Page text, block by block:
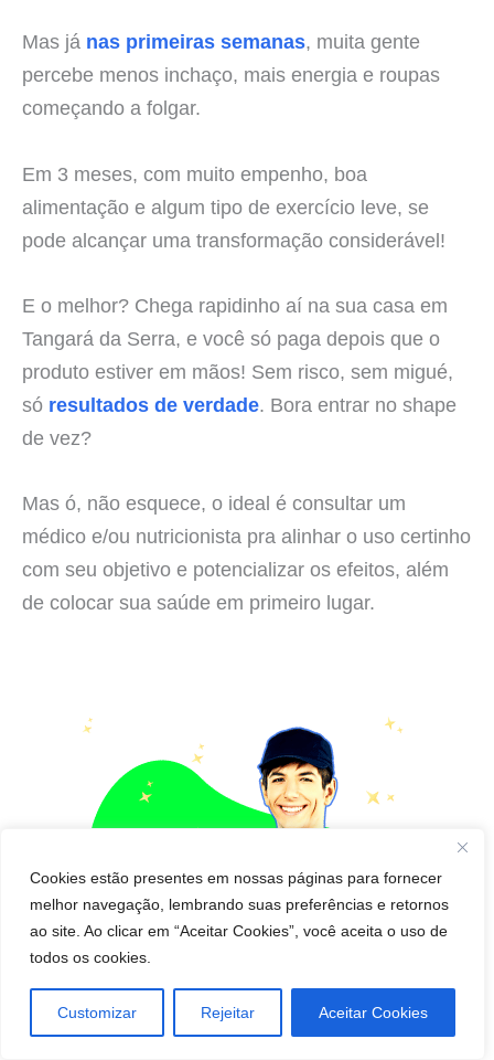
Cookies estão presentes em nossas páginas para fornecer
melhor navegação, lembrando suas preferências e retornos
ao site. Ao clicar em “Aceitar Cookies”, você aceita o uso de
todos os cookies.
Customizar Rejeitar Aceitar Cookies
Mas já nas primeiras semanas, muita gente
percebe menos inchaço, mais energia e roupas
começando a folgar.
Em 3 meses, com muito empenho, boa
alimentação e algum tipo de exercício leve, se
pode alcançar uma transformação considerável!
E o melhor? Chega rapidinho aí na sua casa em
Tangará da Serra, e você só paga depois que o
produto estiver em mãos! Sem risco, sem migué,
só resultados de verdade. Bora entrar no shape
de vez?
Mas ó, não esquece, o ideal é consultar um
médico e/ou nutricionista pra alinhar o uso certinho
com seu objetivo e potencializar os efeitos, além
de colocar sua saúde em primeiro lugar.